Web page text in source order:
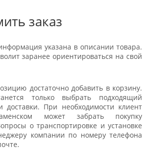
заказ
указана в описании товара.
заранее ориентироваться на свой
достаточно добавить в корзину.
только выбрать подходящий
доставки. При необходимости клиент
может забрать покупку
о транспортировке и установке
компании по номеру телефона